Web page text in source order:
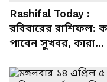
Rashifal Today :
রবিবারের রাশিফল:
পাবেন সুখবর, কারা
বিশদে